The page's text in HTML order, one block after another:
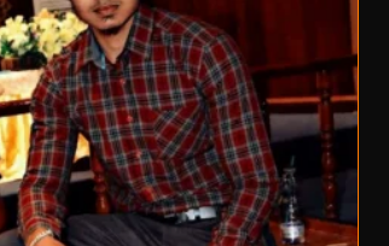
ျင်မှုနယ်ပယ်များ
ြုံများ
ကြေး